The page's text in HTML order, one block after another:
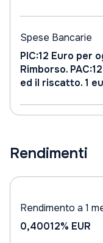
Spese Bancarie
PIC:12 Euro per
Rimborso.
ed il riscatto. 1
Rendimenti
Rendimento a 1
0,40012% EUR